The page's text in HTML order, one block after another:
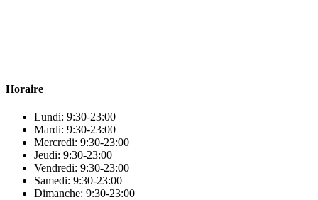
Horaire
Lundi: 9:30-23:00
Mardi: 9:30-23:00
Mercredi: 9:30-23:00
Jeudi: 9:30-23:00
Vendredi: 9:30-23:00
Samedi: 9:30-23:00
Dimanche: 9:30-23:00